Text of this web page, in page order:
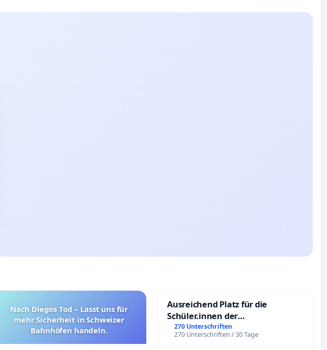
Nach Diegos Tod – Lasst uns für
mehr Sicherheit in Schweizer
Bahnhöfen handeln.
Ausreichend Platz für die
Schüler.innen der
Schönbergschule
270 Unterschriften
270 Unterschriften / 30 Tage